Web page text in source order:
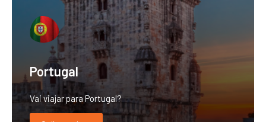
Portugal
Vai viajar para Portugal?